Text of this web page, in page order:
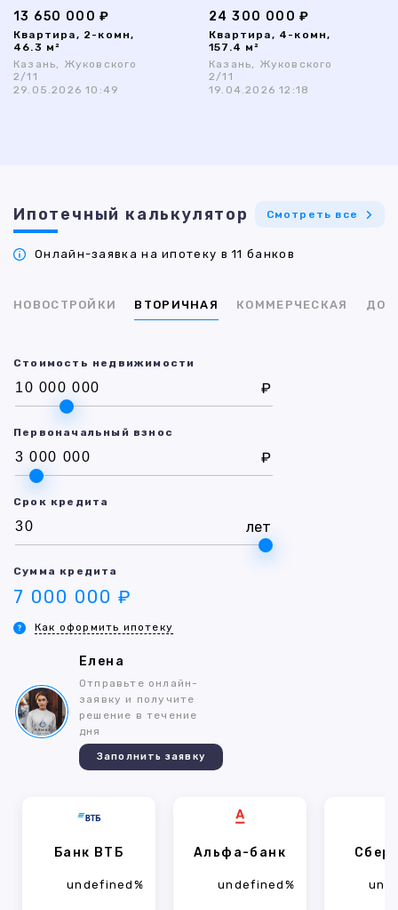
13 650 000 ₽
Квартира, 2-комн,
46.3 м²
Казань, Жуковского
2/11
29.05.2026 10:49
24 300 000 ₽
Квартира, 4-комн,
157.4 м²
Казань, Жуковского
2/11
19.04.2026 12:18
Ипотечный калькулятор Смотреть все
Онлайн-заявка на ипотеку в 11 банков
НОВОСТРОЙКИ ВТОРИЧНАЯ КОММЕРЧЕСКАЯ ДОМ
Стоимость недвижимости
₽
Первоначальный взнос
₽
Срок кредита
лет
Сумма кредита
7 000 000 ₽
Как оформить ипотеку
Елена
Отправьте онлайн-
заявку и получите
решение в течение
дня
Заполнить заявку
Банк ВТБ
undefined%
Альфа-банк
undefined%